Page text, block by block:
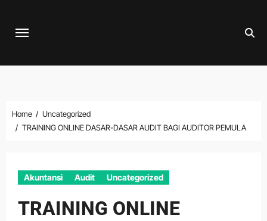
Home
Uncategorized
TRAINING ONLINE DASAR-DASAR AUDIT BAGI AUDITOR PEMULA
Akuntansi Audit Uncategorized
TRAINING ONLINE